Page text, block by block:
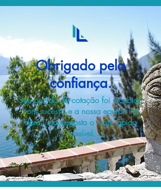
Obrigado pela
confiança.
Seu pedido de cotação foi recebido
com sucesso e a nossa equipe lhe
dará uma resposta o mais rápido
possível.